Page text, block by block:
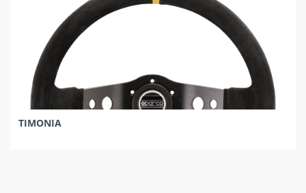
ΤΙΜΟΝΙΑ